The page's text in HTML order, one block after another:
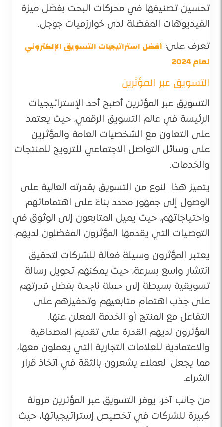
تحسين تصنيفها في محركات البحث بفضل ميزة
الفيديوهات المفضلة لدى خوارزميات جوجل.
تعرف على: أفضل استراتيجيات التسويق الإلكتروني
لعام 2024
التسويق عبر المؤثرين
التسويق عبر المؤثرين أصبح أحد الإستراتيجيات
الرئيسة في عالم التسويق الرقمي، حيث يعتمد
على التعاون مع الشخصيات العامة والمؤثرين
على وسائل التواصل الاجتماعي للترويج للمنتجات
والخدمات.
يتميز هذا النوع من التسويق بقدرته العالية على
الوصول إلى جمهور محدد بناءً على اهتماماتهم
واحتياجاتهم، حيث يميل المتابعون إلى الوثوق في
التوصيات التي يقدمها المؤثرون المفضلون لديهم.
يعتبر المؤثرون وسيلة فعالة للشركات لتحقيق
انتشار واسع بسرعة، حيث يمكنهم تحويل رسالة
تسويقية بسيطة إلى حملة ناجحة بفضل قدرتهم
على جذب اهتمام متابعيهم وتحفيزهم على
التفاعل مع المنتج أو الخدمة المعلن عنها.
المؤثرون لديهم القدرة على تقديم المصداقية
والاعتمادية للعلامات التجارية التي يعملون معها،
مما يجعل العملاء يشعرون بالثقة في اتخاذ قرار
الشراء.
من جانب آخر، يوفر التسويق عبر المؤثرين مرونة
كبيرة للشركات في تخصيص إستراتيجياتها، حيث